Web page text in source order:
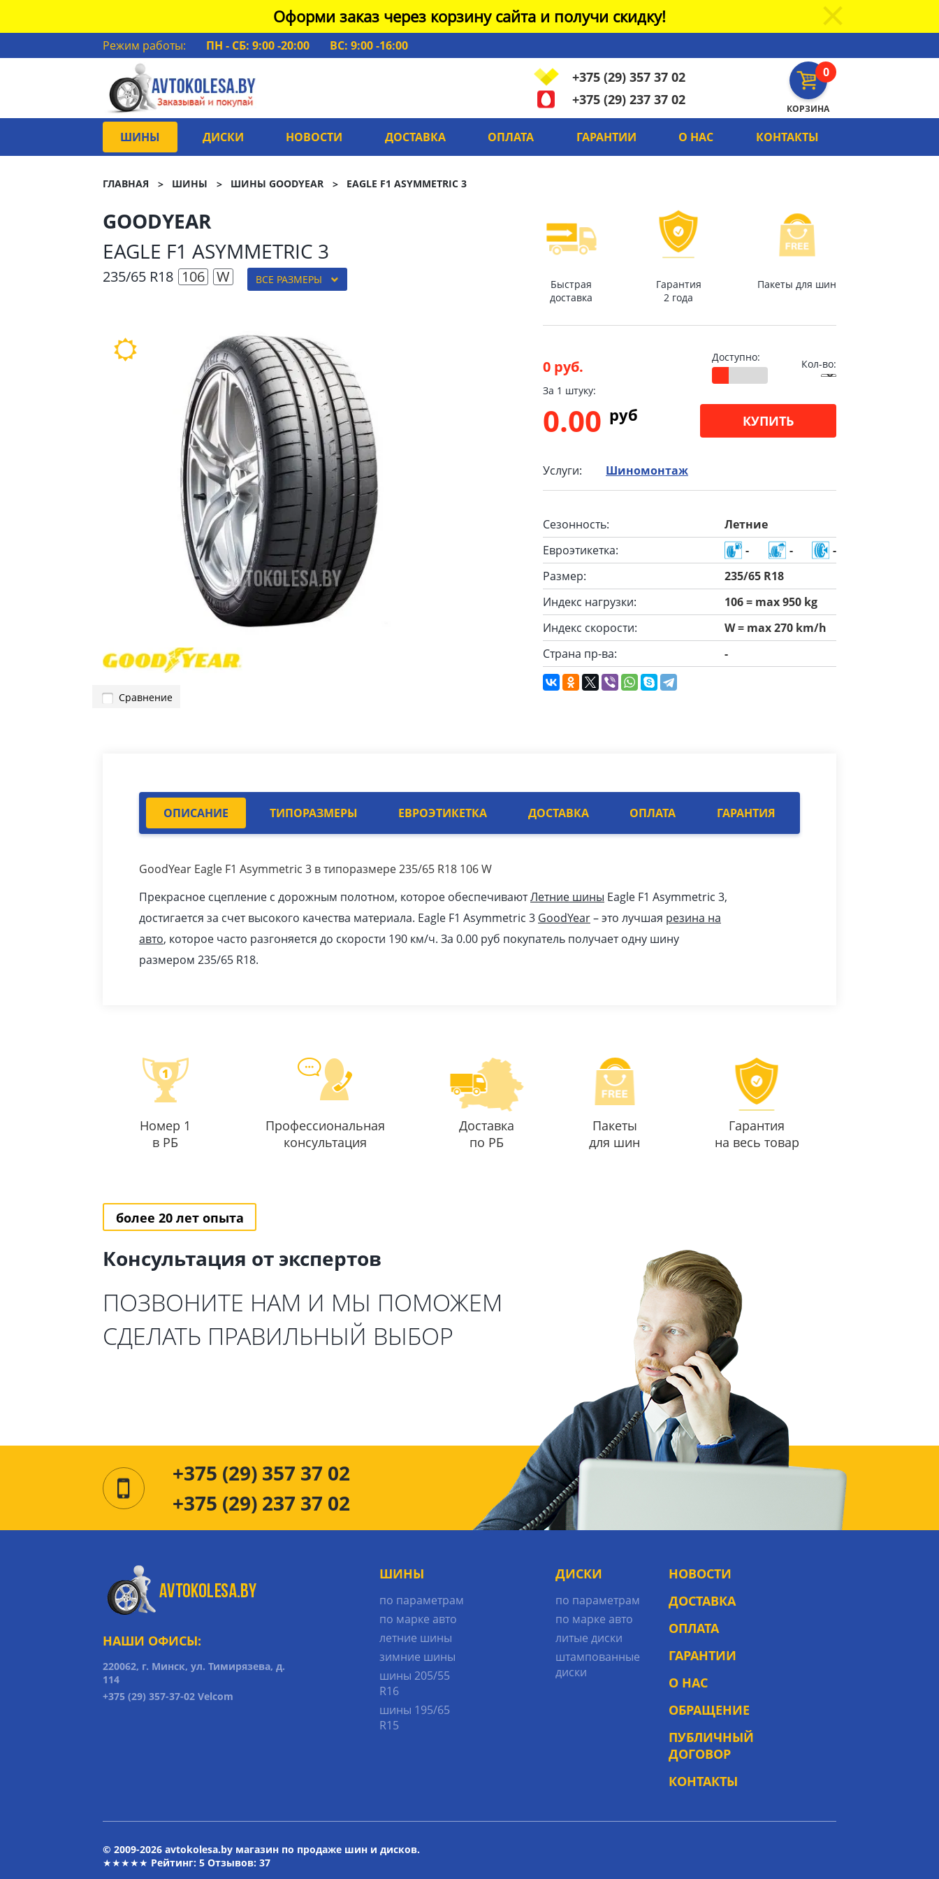
Оформи заказ через корзину сайта и получи скидку!
Режим работы: ПН - СБ: 9:00 -20:00
ВС: 9:00 -16:00
0
КОРЗИНА
+375 (29) 357 37 02
+375 (29) 237 37 02
ШИНЫ ДИСКИ НОВОСТИ ДОСТАВКА ОПЛАТА ГАРАНТИИ О НАС КОНТАКТЫ
ГЛАВНАЯ ШИНЫ ШИНЫ GOODYEAR EAGLE F1 ASYMMETRIC 3
GOODYEAR
EAGLE F1 ASYMMETRIC 3
235/65 R18 106 W ВСЕ РАЗМЕРЫ
Сравнение
Быстрая
доставка
Гарантия
2 года
Пакеты для шин
0 руб.
Доступно:
Кол-во:
За 1 штуку:
0.00 pуб КУПИТЬ
Услуги: Шиномонтаж
Сезонность:
Летние
Евроэтикетка:
- -
-
Размер:
235/65 R18
Индекс нагрузки:
106 = max 950 kg
Индекс скорости:
W = max 270 km/h
Страна пр-ва:
-
ОПИСАНИЕ ТИПОРАЗМЕРЫ ЕВРОЭТИКЕТКА ДОСТАВКА ОПЛАТА ГАРАНТИЯ
GoodYear Eagle F1 Asymmetric 3 в типоразмере 235/65 R18 106 W
Прекрасное сцепление с дорожным полотном, которое обеспечиваютЛетние шины Eagle F1 Asymmetric 3,
достигается за счет высокого качества материала. Eagle F1 Asymmetric 3 GoodYear– это лучшая резина на
авто, которое часто разгоняется до скорости 190 км/ч. За 0.00 pуб покупатель получает одну шину
размером 235/65 R18.
Номер 1
в РБ
Профессиональная
консультация
Доставка
по РБ
Пакеты
для шин
Гарантия
на весь товар
более 20 лет опыта
Консультация от экспертов
ПОЗВОНИТЕ НАМ И МЫ ПОМОЖЕМ
СДЕЛАТЬ ПРАВИЛЬНЫЙ ВЫБОР
+375 (29) 357 37 02
+375 (29) 237 37 02
НАШИ ОФИСЫ:
220062, г. Минск, ул. Тимирязева, д.
114
+375 (29) 357-37-02 Velcom
ШИНЫ
по параметрам
по марке авто
летние шины
зимние шины
шины 205/55
R16
шины 195/65
R15
ДИСКИ
по параметрам
по марке авто
литые диски
штампованные
диски
НОВОСТИ
ДОСТАВКА
ОПЛАТА
ГАРАНТИИ
О НАС
ОБРАЩЕНИЕ
ПУБЛИЧНЫЙ
ДОГОВОР
КОНТАКТЫ
© 2009-2026 avtokolesa.by магазин по продаже шин и дисков.
★★★★★ Рейтинг: 5 Отзывов: 37